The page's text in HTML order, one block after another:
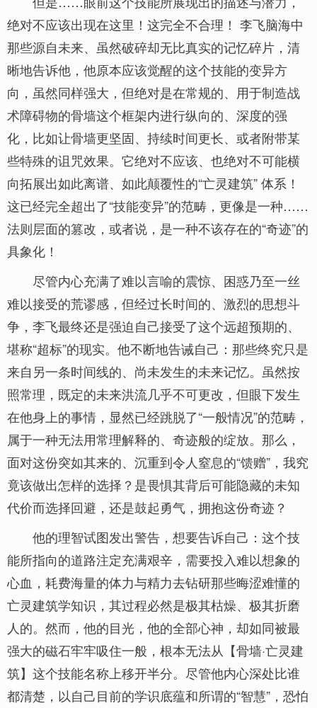
绝对不应该出现在这里！这完全不合理！ 李飞脑海中
那些源自未来、虽然破碎却无比真实的记忆碎片，清
晰地告诉他，他原本应该觉醒的这个技能的变异方
向，虽然同样强大，但绝对是在常规的、用于制造战
术障碍物的骨墙这个框架内进行纵向的、深度的强
化，比如让骨墙更坚固、持续时间更长、或者附带某
些特殊的诅咒效果。它绝对不应该、也绝对不可能横
向拓展出如此离谱、如此颠覆性的“亡灵建筑” 体系！
这已经完全超出了“技能变异”的范畴，更像是一种……
法则层面的篡改，或者说，是一种不该存在的“奇迹”的
具象化！
尽管内心充满了难以言喻的震惊、困惑乃至一丝
难以接受的荒谬感，但经过长时间的、激烈的思想斗
争，李飞最终还是强迫自己接受了这个远超预期的、
堪称“超标”的现实。他不断地告诫自己：那些终究只是
来自另一条时间线的、尚未发生的未来记忆。虽然按
照常理，既定的未来洪流几乎不可更改，但眼下发生
在他身上的事情，显然已经跳脱了“一般情况”的范畴，
属于一种无法用常理解释的、奇迹般的绽放。那么，
面对这份突如其来的、沉重到令人窒息的“馈赠”，我究
竟该做出怎样的选择？是畏惧其背后可能隐藏的未知
代价而选择回避，还是鼓起勇气，拥抱这份奇迹？
他的理智试图发出警告，想要告诉自己：这个技
能所指向的道路注定充满艰辛，需要投入难以想象的
心血，耗费海量的体力与精力去钻研那些晦涩难懂的
亡灵建筑学知识，其过程必然是极其枯燥、极其折磨
人的。然而，他的目光，他的全部心神，却如同被最
强大的磁石牢牢吸住一般，根本无法从【骨墙·亡灵建
筑】这个技能名称上移开半分。尽管他内心深处比谁
都清楚，以自己目前的学识底蕴和所谓的“智慧”，恐怕